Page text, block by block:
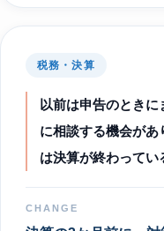
税務・決算
以前は申告のとき
に相談する機会が
は決算が終わってい
CHANGE